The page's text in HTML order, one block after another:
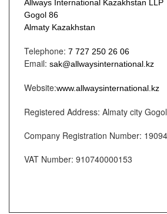
Allways International Kazakhstan LLP
Gogol 86
Almaty Kazakhstan
Telephone: 7 727 250 26 06
Email: sak@allwaysinternational.kz
Website:www.allwaysinternational.kz
Registered Address: Almaty city
Company Registration Number:
VAT Number: 910740000153